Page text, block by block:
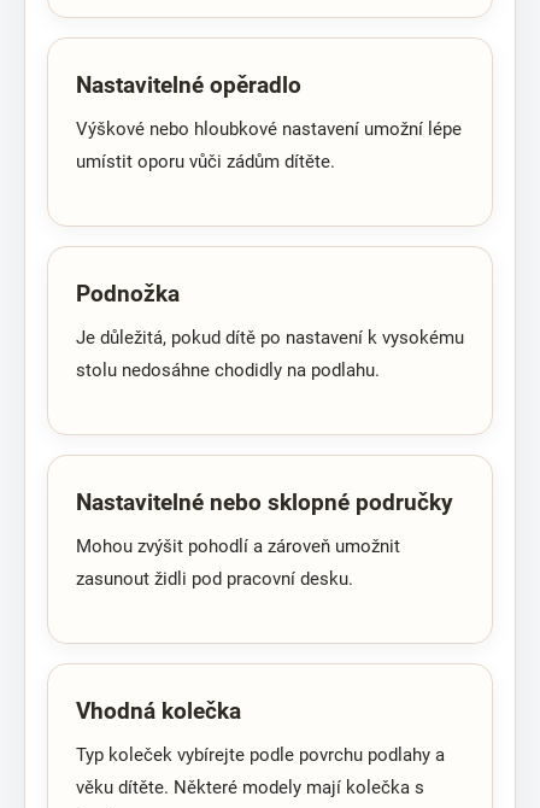
Nastavitelné opěradlo
Výškové nebo hloubkové nastavení umožní lépe
umístit oporu vůči zádům dítěte.
Podnožka
Je důležitá, pokud dítě po nastavení k vysokému
stolu nedosáhne chodidly na podlahu.
Nastavitelné nebo sklopné područky
Mohou zvýšit pohodlí a zároveň umožnit
zasunout židli pod pracovní desku.
Vhodná kolečka
Typ koleček vybírejte podle povrchu podlahy a
věku dítěte. Některé modely mají kolečka s